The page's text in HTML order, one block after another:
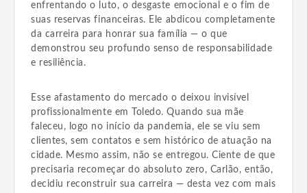
enfrentando o luto, o desgaste emocional e o fim de
suas reservas financeiras. Ele abdicou completamente
da carreira para honrar sua família — o que
demonstrou seu profundo senso de responsabilidade
e resiliência.
Esse afastamento do mercado o deixou invisível
profissionalmente em Toledo. Quando sua mãe
faleceu, logo no início da pandemia, ele se viu sem
clientes, sem contatos e sem histórico de atuação na
cidade. Mesmo assim, não se entregou. Ciente de que
precisaria recomeçar do absoluto zero, Carlão, então,
decidiu reconstruir sua carreira — desta vez com mais